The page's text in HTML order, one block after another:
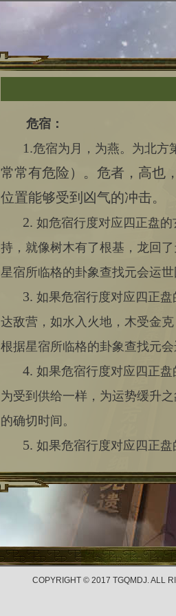
危宿：
1.危宿为月，为燕。为北方
常常有危险）。危者，高也
位置能够受到凶气的冲击。
2. 如危宿行度对应四正盘
持，就像树木有了根基，龙回
星宿所临格的卦象查找元会运世
3. 如果危宿行度对应四正
达敌营，如水入火地，木受金
根据星宿所临格的卦象查找元
4. 如果危宿行度对应四正
为受到供给一样，为运势缓升
的确切时间。
5. 如果危宿行度对应四正
为受到休养一样，为运势缓升
的确切时间。
度。行度距离正
上一篇: 室宿
COPYRIGHT © 2017 TGQMDJ. ALL